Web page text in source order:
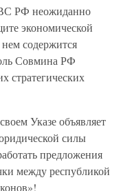
ВС РФ неожиданно
экономической
содержится
Совмина РФ
стратегических
Указе объявляет
силы
предложения
между республикой